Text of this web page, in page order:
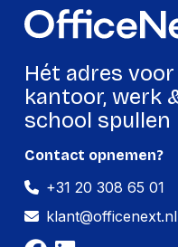
Per stuk
Hoeveelheid:
Breedte:
Lengte:
Gewicht:
Hét adres voor
kantoor, werk
school spullen
Contact opnemen?
+31 20 308 65 01
klant@officenext.nl